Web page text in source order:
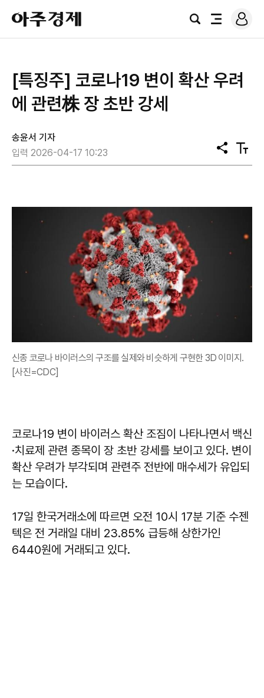
아
주
경
검
전
로
그
[특징주] 코로나19 변이 확산 우려
에 관련株 장 초반 강세
송윤서 기자
입력 2026-04-17 10:23
공
유
텍
스
신종 코로나 바이러스의 구조를 실제와 비슷하게 구현한 3D 이미지.
[사진=CDC]
코로나19 변이 바이러스 확산 조짐이 나타나면서 백신
·치료제 관련 종목이 장 초반 강세를 보이고 있다. 변이
확산 우려가 부각되며 관련주 전반에 매수세가 유입되
는 모습이다.
17일 한국거래소에 따르면 오전 10시 17분 기준 수젠
텍은 전 거래일 대비 23.85% 급등해 상한가인
6440원에 거래되고 있다.